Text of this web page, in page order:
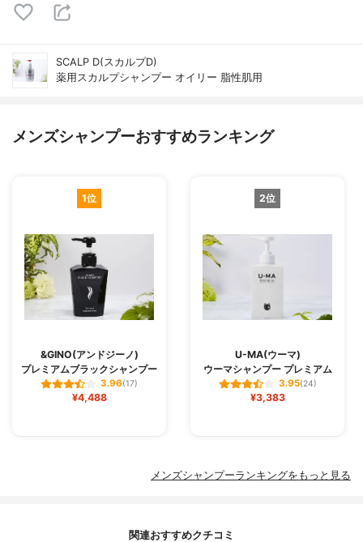
SCALP D(スカルプD)
薬用スカルプシャンプー オイリー 脂性肌用
メンズシャンプーおすすめランキング
1位
&GINO(アンドジーノ)
プレミアムブラックシャンプー
3.96(17)
¥4,488
2位
U-MA(ウーマ)
ウーマシャンプー プレミアム
3.95(24)
¥3,383
メンズシャンプーランキングをもっと見る
関連おすすめクチコミ